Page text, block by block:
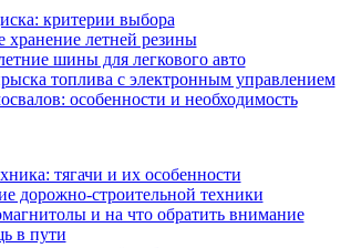
критерии выбора
хранение летней резины
шины для легкового авто
топлива с электронным управлением
особенности и необходимость
тягачи и их особенности
дорожно-строительной техники
и на что обратить внимание
в пути